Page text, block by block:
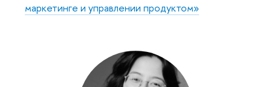
маркетинге и управлении продуктом»